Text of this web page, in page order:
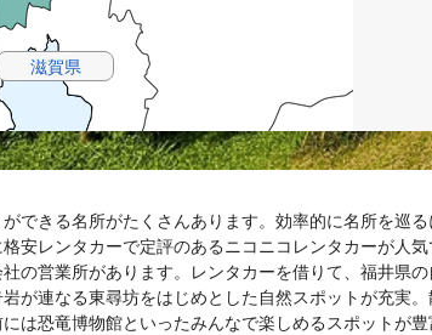
滋賀県
できる名所がたくさんあります。効率的に名所を巡
安レンタカーで定評のあるニコニコレンタカーが人
の営業所があります。レンタカーを借りて、福井県
が連なる東尋坊をはじめとした自然スポットが充実
は恐竜博物館といったみんなで楽しめるスポットが